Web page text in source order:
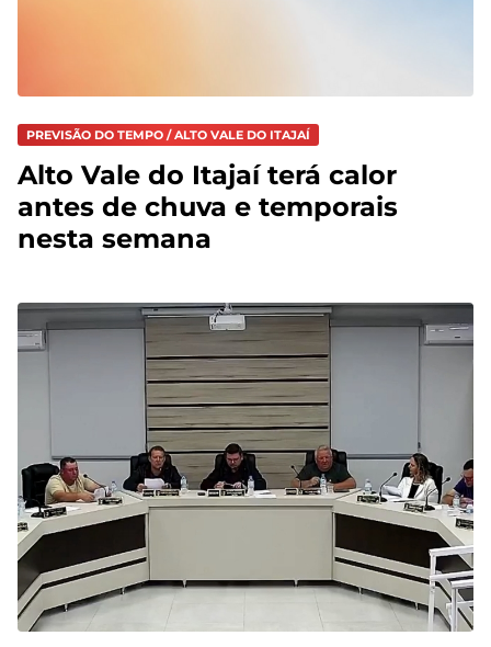
PREVISÃO DO TEMPO / ALTO VALE DO ITAJAÍ
Alto Vale do Itajaí terá calor
antes de chuva e temporais
nesta semana